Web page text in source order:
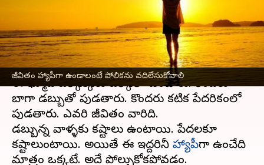
జీవితం హ్యాపీగా ఉండాలంటే పోలికను వదిలేసుకోవాలి
వ్రాసిన వారు Sriram Pranateja Jun 05, 2023 06:30 pm
ఈ వార్తాకథనం ఏంటి
ఈ భూమ్మీద ఒక్కొక్కరు ఒక్కోలా ఉంటారు. కొందరు
బాగా డబ్బుతో పుడతారు. కొందరు కటిక పేదరికంలో
పుడతారు. ఎవరి జీవితం వారిది.
డబ్బున్న వాళ్ళకు కష్టాలు ఉంటాయి. పేదలకూ
కష్టాలుంటాయి. అయితే ఈ ఇద్దరినీ హ్యాపీగా ఉంచేది
మాత్రం ఒక్కటే. అదే పోల్చుకోకపోవడం.